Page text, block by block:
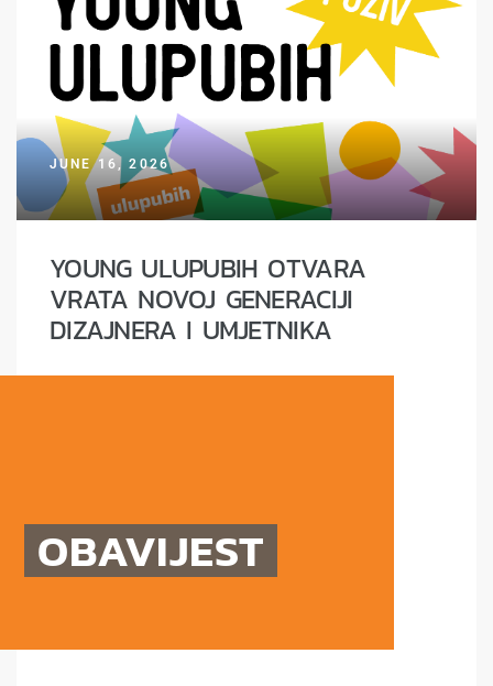
JUNE 16, 2026
YOUNG ULUPUBIH OTVARA
VRATA NOVOJ GENERACIJI
DIZAJNERA I UMJETNIKA
OBAVIJEST